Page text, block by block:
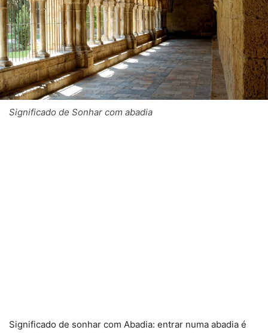
Significado de Sonhar com abadia
Significado de sonhar com Abadia: entrar numa abadia é